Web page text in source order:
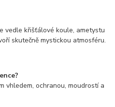
vedle křišťálové koule, ametystu
skutečně mystickou atmosféru.
vhledem, ochranou, moudrostí a